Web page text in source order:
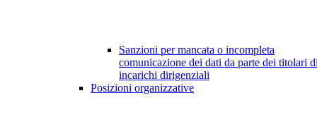
Sanzioni per mancata o incompleta
comunicazione dei dati da parte dei titolari
incarichi dirigenziali
Posizioni organizzative